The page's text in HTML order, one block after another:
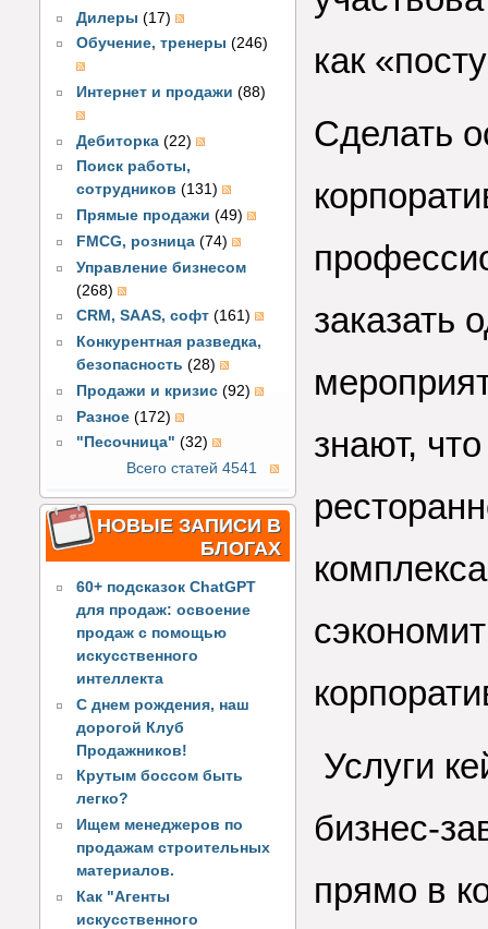
Дилеры (17)
Обучение, тренеры (246)
Интернет и продажи (88)
Дебиторка (22)
Поиск работы,
сотрудников (131)
Прямые продажи (49)
FMCG, розница (74)
Управление бизнесом
(268)
CRM, SAAS, софт (161)
Конкурентная разведка,
безопасность (28)
Продажи и кризис (92)
Разное (172)
"Песочница" (32)
Всего статей 4541
НОВЫЕ ЗАПИСИ В
БЛОГАХ
60+ подсказок ChatGPT
для продаж: освоение
продаж с помощью
искусственного
интеллекта
С днем рождения, наш
дорогой Клуб
Продажников!
Крутым боссом быть
легко?
Ищем менеджеров по
продажам строительных
материалов.
Как "Агенты
искусственного
как
Сделать
заказать
знают,
Услуги
бизнес-
прямо в